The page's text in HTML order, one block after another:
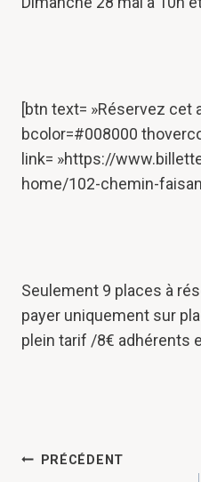
[btn text= »Réservez
bcolor=#008000
link= »https://
home/102-chemin-
Seulement 9 places à
payer uniquement sur
plein tarif /8€ adhérents
NAVIGATION
PRÉCÉDENT